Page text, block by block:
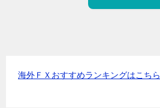
海外ＦＸおすすめランキングはこちら